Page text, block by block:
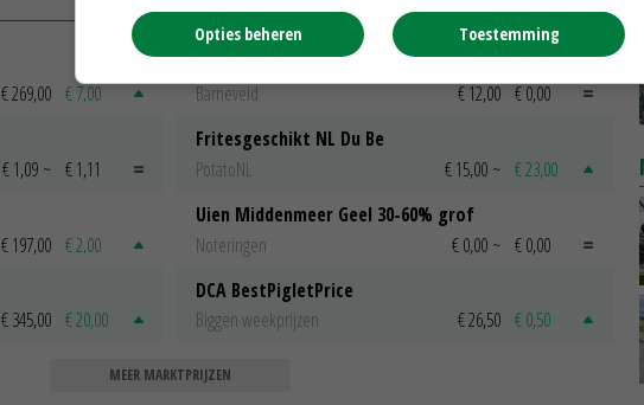
€ 269,00 € 7,00
€ 1,09 ~ € 1,11
€ 197,00 € 2,00
€ 345,00 € 20,00
Scharreleieren maat 59
Barneveld
€ 12,00 € 0,00
Fritesgeschikt NL Du Be
PotatoNL
€ 15,00 ~ € 23,00
Uien Middenmeer Geel 30-60% grof
Noteringen
€ 0,00 ~ € 0,00
DCA BestPigletPrice
Biggen weekprijzen
€ 26,50 € 0,50
MEER MARKTPRIJZEN
Toestemming
Opties beheren